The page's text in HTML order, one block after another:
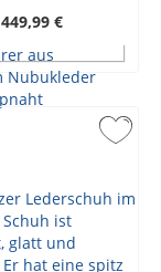
449,99 €